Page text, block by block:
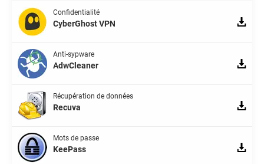
Confidentialité
CyberGhost VPN
Anti-sypware
AdwCleaner
Récupération de données
Recuva
Mots de passe
KeePass